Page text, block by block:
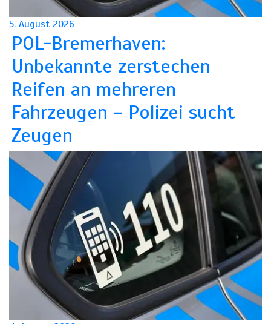
5. August 2026
POL-Bremerhaven:
Unbekannte zerstechen
Reifen an mehreren
Fahrzeugen – Polizei sucht
Zeugen